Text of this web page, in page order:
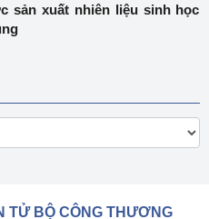
sản xuất nhiên liệu sinh học
TỬ BỘ CÔNG THƯƠNG